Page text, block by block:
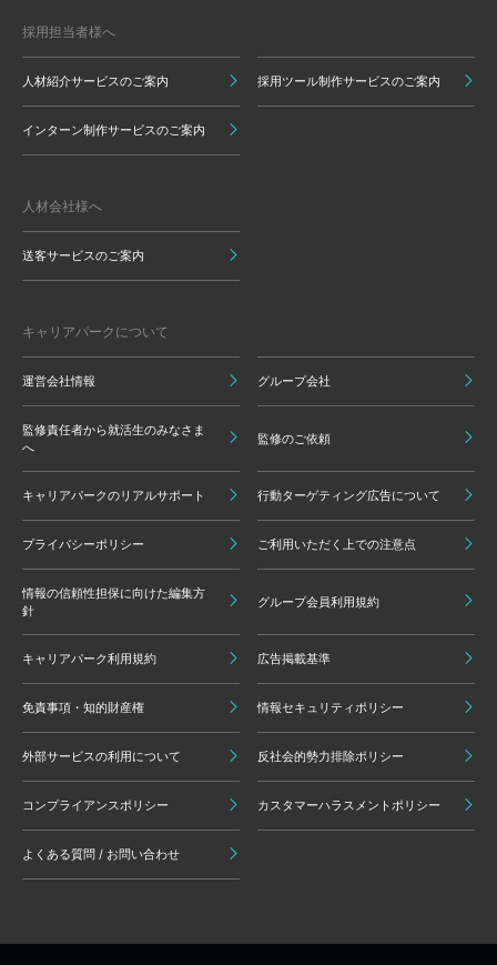
採用担当者様へ
人材紹介サービスのご案内 採用ツール制作サービスのご案内
インターン制作サービスのご案内
人材会社様へ
送客サービスのご案内
キャリアパークについて
運営会社情報 グループ会社
監修責任者から就活生のみなさま
へ
監修のご依頼
キャリアパークのリアルサポート 行動ターゲティング広告について
プライバシーポリシー ご利用いただく上での注意点
情報の信頼性担保に向けた編集方
針
グループ会員利用規約
キャリアパーク利用規約 広告掲載基準
免責事項・知的財産権 情報セキュリティポリシー
外部サービスの利用について 反社会的勢力排除ポリシー
コンプライアンスポリシー カスタマーハラスメントポリシー
よくある質問 / お問い合わせ